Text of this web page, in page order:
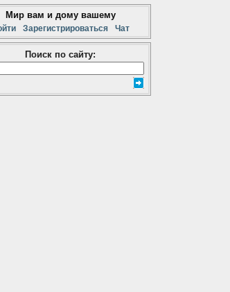
Мир вам и дому вашему
Зарегистрироваться Чат
Поиск по сайту: